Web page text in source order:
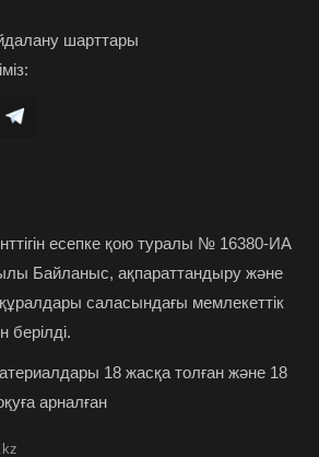
шарттары
есепке қою туралы № 16380-ИА
Байланыс, ақпараттандыру және
саласындағы мемлекеттік
берілді.
18 жасқа толған және 18
арналған